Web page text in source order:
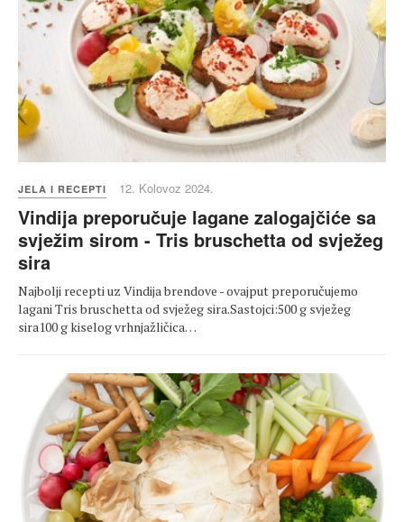
JELA I RECEPTI 12. Kolovoz 2024.
Vindija preporučuje lagane zalogajčiće sa
svježim sirom - Tris bruschetta od svježeg
sira
Najbolji recepti uz Vindija brendove - ovajput preporučujemo
lagani Tris bruschetta od svježeg sira.Sastojci:500 g svježeg
sira100 g kiselog vrhnjažličica…